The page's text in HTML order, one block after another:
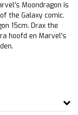
Moondragon is
the Galaxy comic.
15cm. Drax the
hoofd en Marvel's